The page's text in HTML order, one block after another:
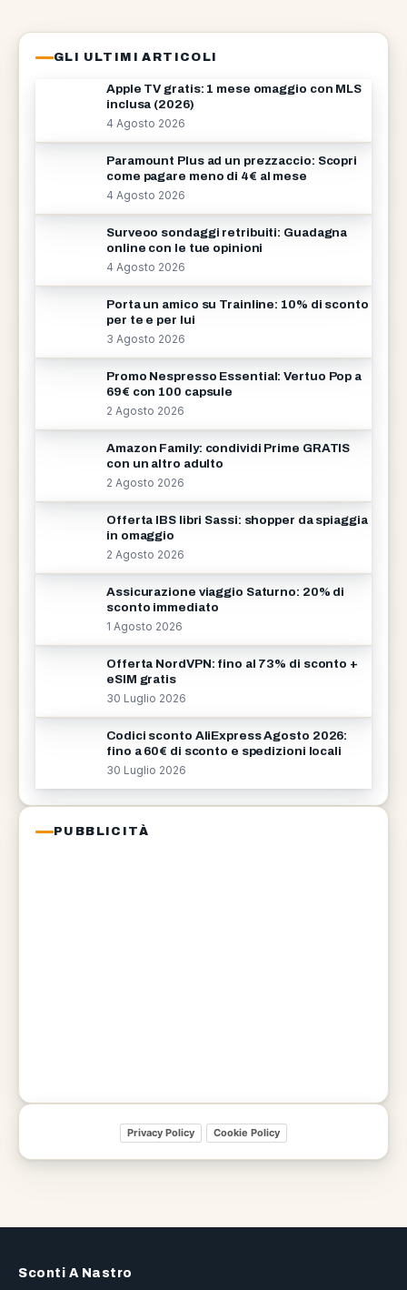
GLI ULTIMI ARTICOLI
Apple TV gratis: 1 mese omaggio con MLS
inclusa (2026)
4 Agosto 2026
Paramount Plus ad un prezzaccio: Scopri
come pagare meno di 4€ al mese
4 Agosto 2026
Surveoo sondaggi retribuiti: Guadagna
online con le tue opinioni
4 Agosto 2026
Porta un amico su Trainline: 10% di sconto
per te e per lui
3 Agosto 2026
Promo Nespresso Essential: Vertuo Pop a
69€ con 100 capsule
2 Agosto 2026
Amazon Family: condividi Prime GRATIS
con un altro adulto
2 Agosto 2026
Offerta IBS libri Sassi: shopper da spiaggia
in omaggio
2 Agosto 2026
Assicurazione viaggio Saturno: 20% di
sconto immediato
1 Agosto 2026
Offerta NordVPN: fino al 73% di sconto +
eSIM gratis
30 Luglio 2026
Codici sconto AliExpress Agosto 2026:
fino a 60€ di sconto e spedizioni locali
30 Luglio 2026
PUBBLICITÀ
Privacy Policy Cookie Policy
Sconti A Nastro